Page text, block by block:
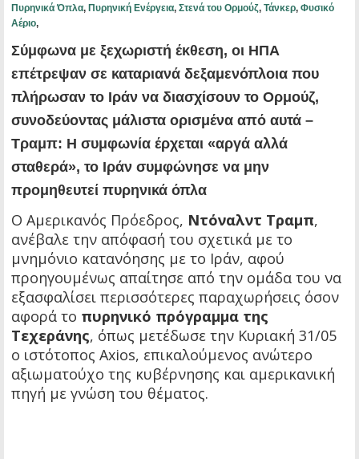
Πυρηνικά Όπλα, Πυρηνική Ενέργεια, Στενά του Ορμούζ, Τάνκερ, Φυσικό
Αέριο,
Σύμφωνα με ξεχωριστή έκθεση, οι ΗΠΑ
επέτρεψαν σε καταριανά δεξαμενόπλοια που
πλήρωσαν το Ιράν να διασχίσουν το Ορμούζ,
συνοδεύοντας μάλιστα ορισμένα από αυτά –
Τραμπ: Η συμφωνία έρχεται «αργά αλλά
σταθερά», το Ιράν συμφώνησε να μην
προμηθευτεί πυρηνικά όπλα
Ο Αμερικανός Πρόεδρος, Ντόναλντ Τραμπ,
ανέβαλε την απόφασή του σχετικά με το
μνημόνιο κατανόησης με το Ιράν, αφού
προηγουμένως απαίτησε από την ομάδα του να
εξασφαλίσει περισσότερες παραχωρήσεις όσον
αφορά το πυρηνικό πρόγραμμα της
Τεχεράνης, όπως μετέδωσε την Κυριακή 31/05
ο ιστότοπος Axios, επικαλούμενος ανώτερο
αξιωματούχο της κυβέρνησης και αμερικανική
πηγή με γνώση του θέματος.